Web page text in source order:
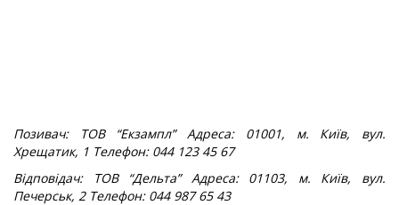
Позивач: ТОВ “Екзампл”
Адреса: 01001, м. Київ, вул.
Хрещатик, 1 Телефон: 044 123 45 67
Відповідач: ТОВ “Дельта”
Адреса: 01103, м. Київ, вул.
Печерськ, 2 Телефон: 044 987 65 43